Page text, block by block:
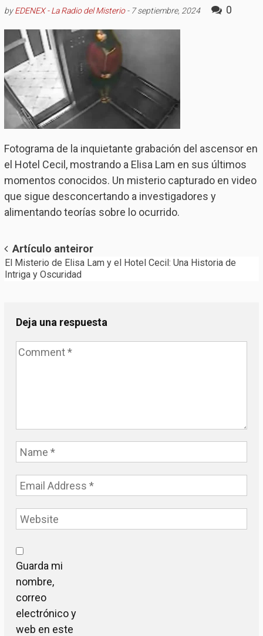
byEDENEX - La Radio del Misterio- 7 septiembre, 2024 0
Fotograma de la inquietante grabación del ascensor en
el Hotel Cecil, mostrando a Elisa Lam en sus últimos
momentos conocidos. Un misterio capturado en video
que sigue desconcertando a investigadores y
alimentando teorías sobre lo ocurrido.
Post
navigation
Artículo anteiror
El Misterio de Elisa Lam y el Hotel Cecil: Una Historia de
Intriga y Oscuridad
Deja una respuesta
Guarda mi
nombre,
correo
electrónico y
web en este